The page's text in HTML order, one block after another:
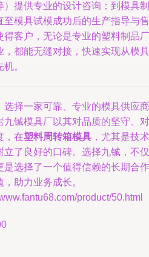
提供专业的设计咨询；到模具制
模具试模成功后的生产指导与售
客户，无论是专业的塑料制品厂
，都能无缝对接，快速实现从模具
。
择一家可靠、专业的模具供应商
铖模具厂以其对品质的坚守、对
，在塑料周转箱模具 ，尤其是技术
了良好的口碑。选择九铖，不仅
选择了一个值得信赖的长期合作
助力业务成长。
product/50.html